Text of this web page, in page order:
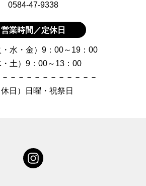
0584-47-9338
営業時間／定休日
・水・金）9：00～19：00
・土）9：00～13：00
－－－－－－－－－－－
休日）日曜・祝祭日